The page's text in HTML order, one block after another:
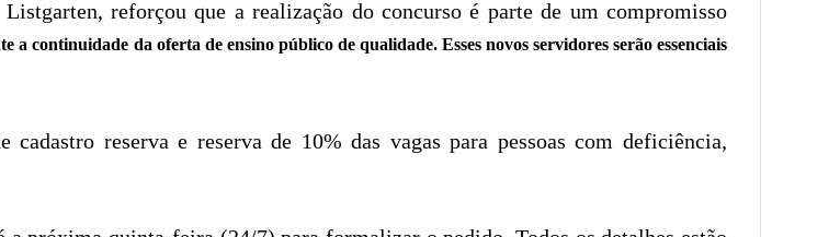
reforçou que a realização do concurso é parte de um compromisso
a continuidade da oferta de ensino público de qualidade. Esses novos servidores serão essenciais
reserva e reserva de 10% das vagas para pessoas com deficiência,